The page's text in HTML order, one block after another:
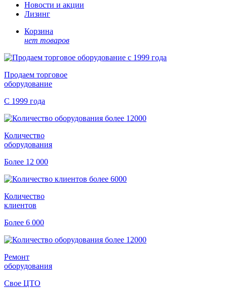
Новости и акции
Лизинг
Корзина
нет товаров
Продаем торговое
оборудование
С 1999 года
Количество
оборудования
Более 12 000
Количество
клиентов
Более 6 000
Ремонт
оборудования
Свое ЦТО